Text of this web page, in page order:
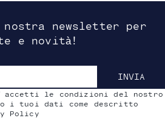
newsletter per
e novità!
INVIA
accetti le condizioni del nostro
i tuoi dati come descritto
Policy